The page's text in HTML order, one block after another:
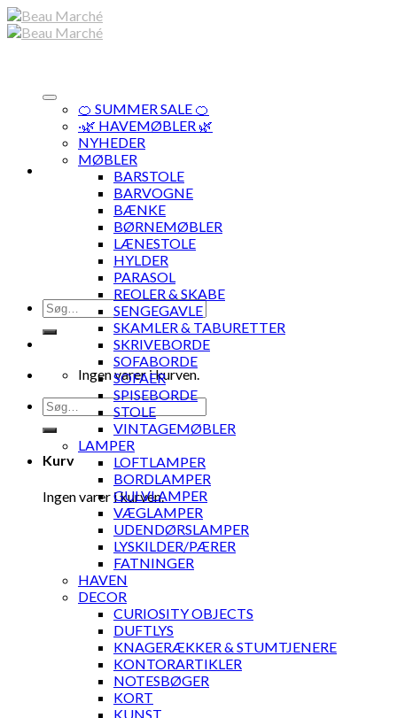
Skip
to
Søg
efter:
Ingen varer i kurven.
Søg
efter:
Kurv
Ingen varer i kurven.
🍊 SUMMER SALE 🍊
·🌿 HAVEMØBLER 🌿
NYHEDER
MØBLER
BARSTOLE
BARVOGNE
BÆNKE
BØRNEMØBLER
LÆNESTOLE
HYLDER
PARASOL
REOLER & SKABE
SENGEGAVLE
SKAMLER & TABURETTER
SKRIVEBORDE
SOFABORDE
SOFAER
SPISEBORDE
STOLE
VINTAGEMØBLER
LAMPER
LOFTLAMPER
BORDLAMPER
GULVLAMPER
VÆGLAMPER
UDENDØRSLAMPER
LYSKILDER/PÆRER
FATNINGER
HAVEN
DECOR
CURIOSITY OBJECTS
DUFTLYS
KNAGERÆKKER & STUMTJENERE
KONTORARTIKLER
NOTESBØGER
KORT
KUNST